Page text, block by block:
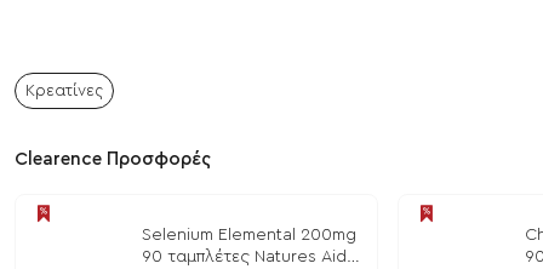
Κρεατίνες
Clearence Προσφορές
Selenium Elemental 200mg
90 ταμπλέτες Natures Aid